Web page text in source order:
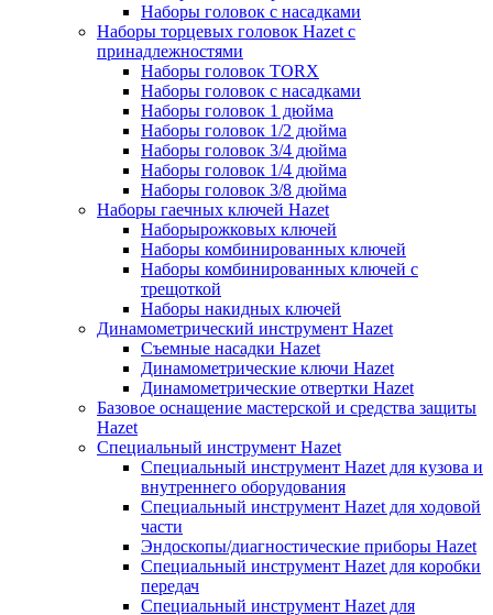
Наборы головок с насадками
Наборы торцевых головок Hazet с
принадлежностями
Наборы головок TORX
Наборы головок с насадками
Наборы головок 1 дюйма
Наборы головок 1/2 дюйма
Наборы головок 3/4 дюйма
Наборы головок 1/4 дюйма
Наборы головок 3/8 дюйма
Наборы гаечных ключей Hazet
Наборырожковых ключей
Наборы комбинированных ключей
Наборы комбинированных ключей с
трещоткой
Наборы накидных ключей
Динамометрический инструмент Hazet
Съемные насадки Hazet
Динамометрические ключи Hazet
Динамометрические отвертки Hazet
Базовое оснащение мастерской и средства защиты
Hazet
Специальный инструмент Hazet
Специальный инструмент Hazet для кузова и
внутреннего оборудования
Специальный инструмент Hazet для ходовой
части
Эндоскопы/диагностические приборы Hazet
Специальный инструмент Hazet для коробки
передач
Специальный инструмент Hazet для